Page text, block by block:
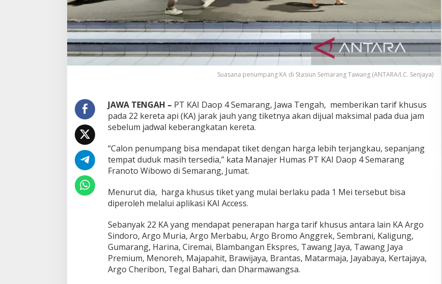
Suasana penumpang KA di Stasiun Semarang Tawang (ANTARA/I.C. Senjaya)
JAWA TENGAH – PT KAI Daop 4 Semarang, Jawa Tengah, memberikan tarif khusus
pada 22 kereta api (KA) jarak jauh yang tiketnya akan dijual maksimal pada dua jam
sebelum jadwal keberangkatan kereta.
“Calon penumpang bisa mendapat tiket dengan harga lebih terjangkau, sepanjang
tempat duduk masih tersedia,” kata Manajer Humas PT KAI Daop 4 Semarang
Franoto Wibowo di Semarang, Jumat.
Menurut dia, harga khusus tiket yang mulai berlaku pada 1 Mei tersebut bisa
diperoleh melalui aplikasi KAI Access.
Sebanyak 22 KA yang mendapat penerapan harga tarif khusus antara lain KA Argo
Sindoro, Argo Muria, Argo Merbabu, Argo Bromo Anggrek, Sembrani, Kaligung,
Gumarang, Harina, Ciremai, Blambangan Ekspres, Tawang Jaya, Tawang Jaya
Premium, Menoreh, Majapahit, Brawijaya, Brantas, Matarmaja, Jayabaya, Kertajaya,
Argo Cheribon, Tegal Bahari, dan Dharmawangsa.